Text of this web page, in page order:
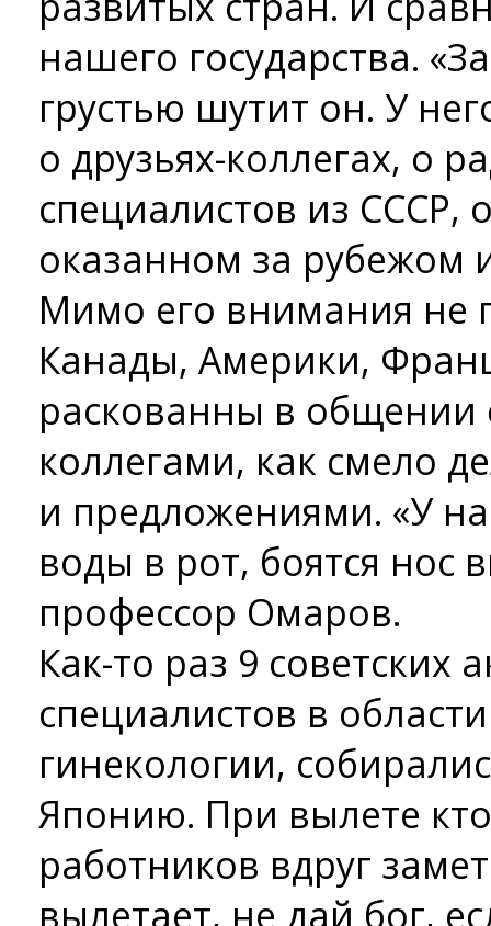
нашего государства.
грустью шутит он. У
о друзьях-коллегах, о
специалистов из СССР,
оказанном за рубежом
Мимо его внимания не
Канады, Америки,
раскованны в
коллегами, как смело
и предложениями. «У
воды в рот, боятся нос
профессор Омаров.
Как-то раз 9 советских
специалистов в
гинекологии,
Японию. При вылете
работников вдруг
вылетает, не дай бог,